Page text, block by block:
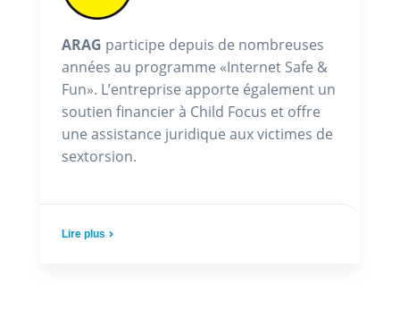
ARAG participe depuis de nombreuses
années au programme «Internet Safe &
Fun». L’entreprise apporte également un
soutien financier à Child Focus et offre
une assistance juridique aux victimes de
sextorsion.
Lire plus